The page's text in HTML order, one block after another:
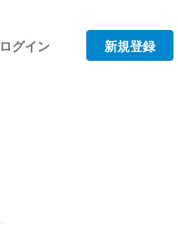
ログイン 新規登録